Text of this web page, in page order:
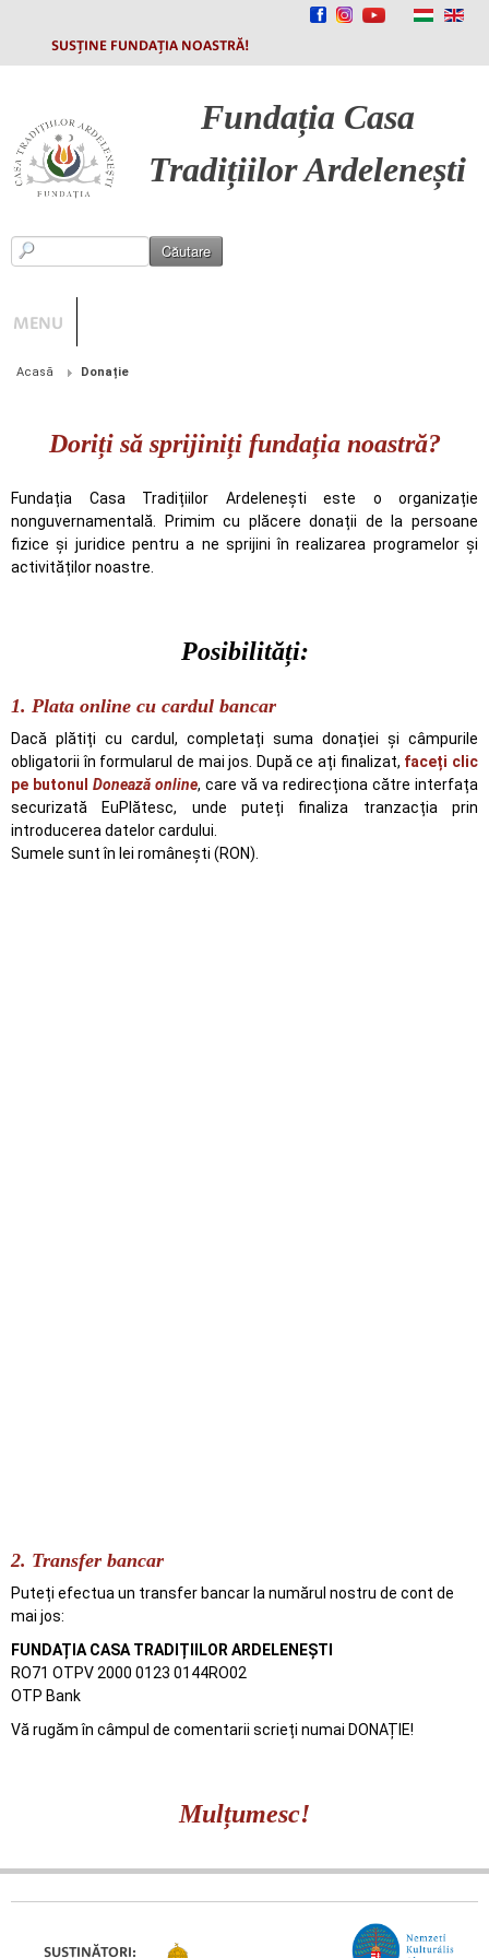
SUSȚINE FUNDAȚIA NOASTRĂ!
FundațiaCasa
Tradițiilor Ardelenești
MENU
Acasă Donație
Doriți să sprijiniți fundația noastră?
Fundația Casa Tradițiilor Ardelenești este o organizație
nonguvernamentală. Primim cu plăcere donații de la persoane
fizice și juridice pentru a ne sprijini în realizarea programelor și
activităților noastre.
Posibilități:
1. Plata online cu cardul bancar
Dacă plătiți cu cardul, completați suma donației și câmpurile
obligatorii în formularul de mai jos. După ce ați finalizat, faceți clic
pe butonul Donează online, care vă va redirecționa către interfața
securizată EuPlătesc, unde puteți finaliza tranzacția prin
introducerea datelor cardului.
Sumele sunt în lei românești (RON).
2. Transfer bancar
Puteți efectua un transfer bancar la numărul nostru de cont de
mai jos:
FUNDAȚIA CASA TRADIȚIILOR ARDELENEȘTI
RO71 OTPV 2000 0123 0144RO02
OTP Bank
Vă rugăm în câmpul de comentarii scrieți numai DONAȚIE!
Mulțumesc!
SUSȚINĂTORI: